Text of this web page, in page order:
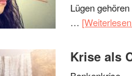
Lügen
…
Krise als